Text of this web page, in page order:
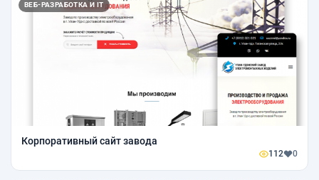
ВЕБ-РАЗРАБОТКА И IT
Корпоративный сайт завода
112 0